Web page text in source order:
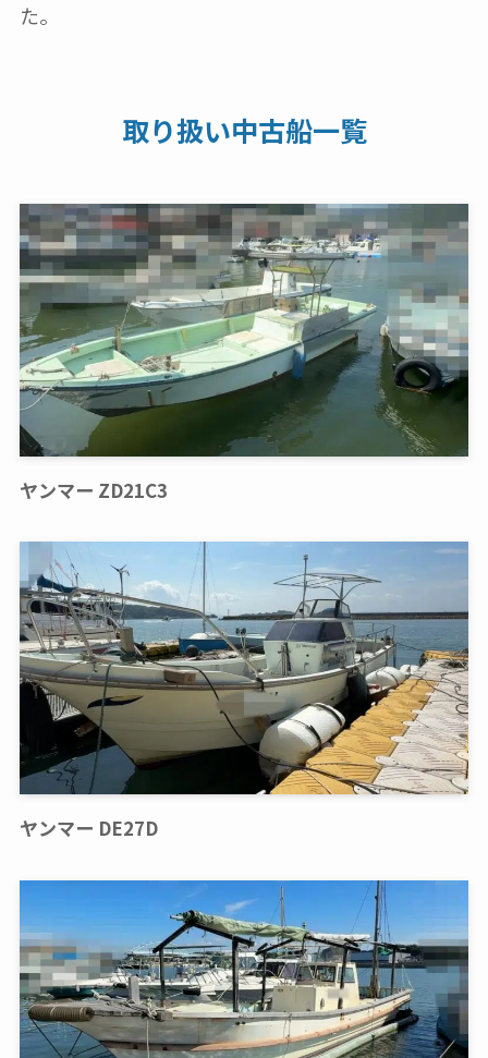
た。
取り扱い中古船一覧
ヤンマー ZD21C3
ヤンマー DE27D